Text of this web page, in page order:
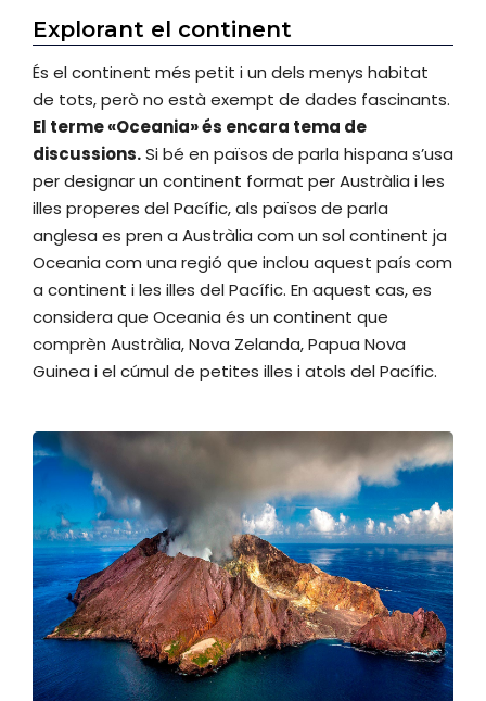
Explorant el continent
És el continent més petit i un dels menys habitat
de tots, però no està exempt de dades fascinants.
El terme «Oceania» és encara tema de
discussions.Si bé en països de parla hispana s’usa
per designar un continent format per Austràlia i les
illes properes del Pacífic, als països de parla
anglesa es pren a Austràlia com un sol continent ja
Oceania com una regió que inclou aquest país com
a continent i les illes del Pacífic. En aquest cas, es
considera que Oceania és un continent que
comprèn Austràlia, Nova Zelanda, Papua Nova
Guinea i el cúmul de petites illes i atols del Pacífic.